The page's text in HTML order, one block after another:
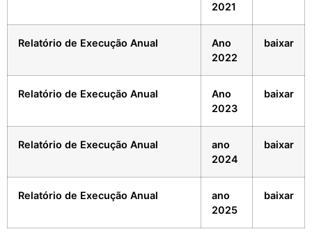
2021
Relatório de Execução Anual
Ano
2022
baixar
Relatório de Execução Anual
Ano
2023
baixar
Relatório de Execução Anual
ano
2024
baixar
Relatório de Execução Anual
ano
2025
baixar